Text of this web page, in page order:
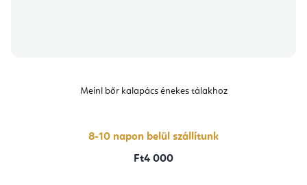
Meinl bőr kalapács énekes tálakhoz
8-10 napon belül szállítunk
Ft4 000